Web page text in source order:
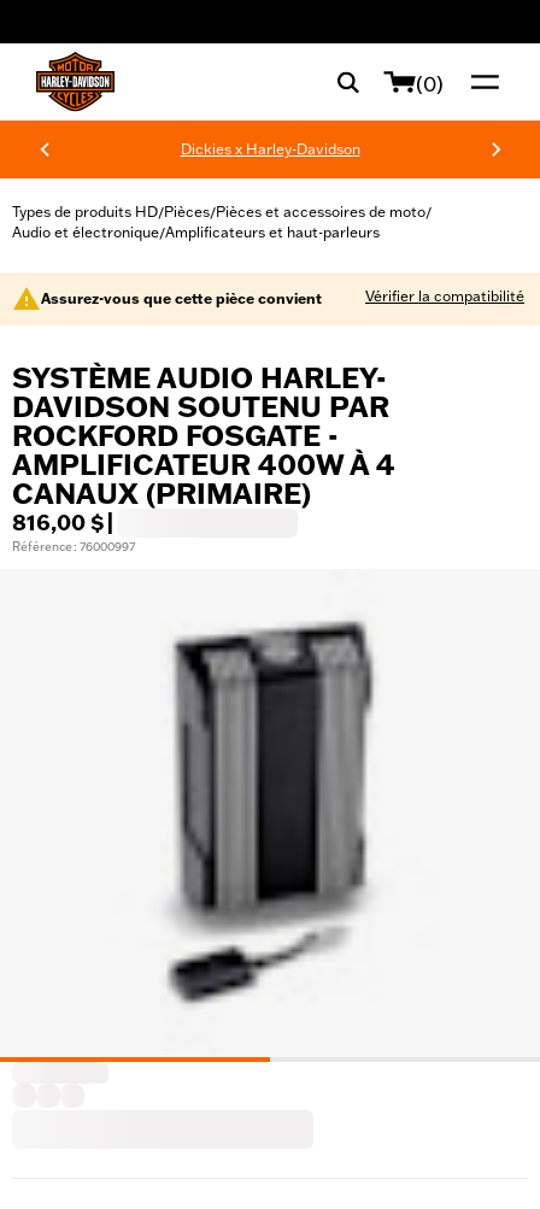
(0)
Dickies x Harley-Davidson
Types de produits HD/Pièces/Pièces et accessoires de moto/
Audio et électronique/Amplificateurs et haut-parleurs
Assurez-vous que cette pièce convient Vérifier la compatibilité
SYSTÈME AUDIO HARLEY-
DAVIDSON SOUTENU PAR
ROCKFORD FOSGATE -
AMPLIFICATEUR 400W À 4
CANAUX (PRIMAIRE)
816,00 $
Référence : 76000997